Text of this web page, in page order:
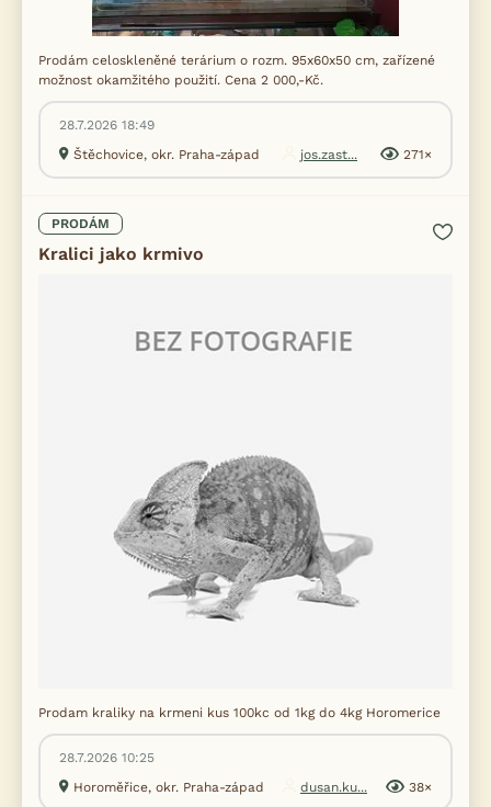
Prodám celoskleněné terárium o rozm. 95x60x50 cm, zařízené
možnost okamžitého použití. Cena 2 000,-Kč.
28.7.2026 18:49
Štěchovice, okr. Praha-západ
jos.zast... 271×
PRODÁM
Kralici jako krmivo
Prodam kraliky na krmeni kus 100kc od 1kg do 4kg Horomerice
28.7.2026 10:25
Horoměřice, okr. Praha-západ
dusan.ku... 38×